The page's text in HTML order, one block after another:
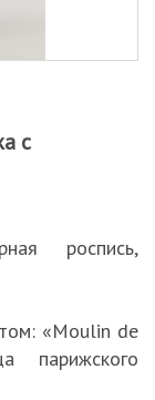
с
роспись,
«Moulin de